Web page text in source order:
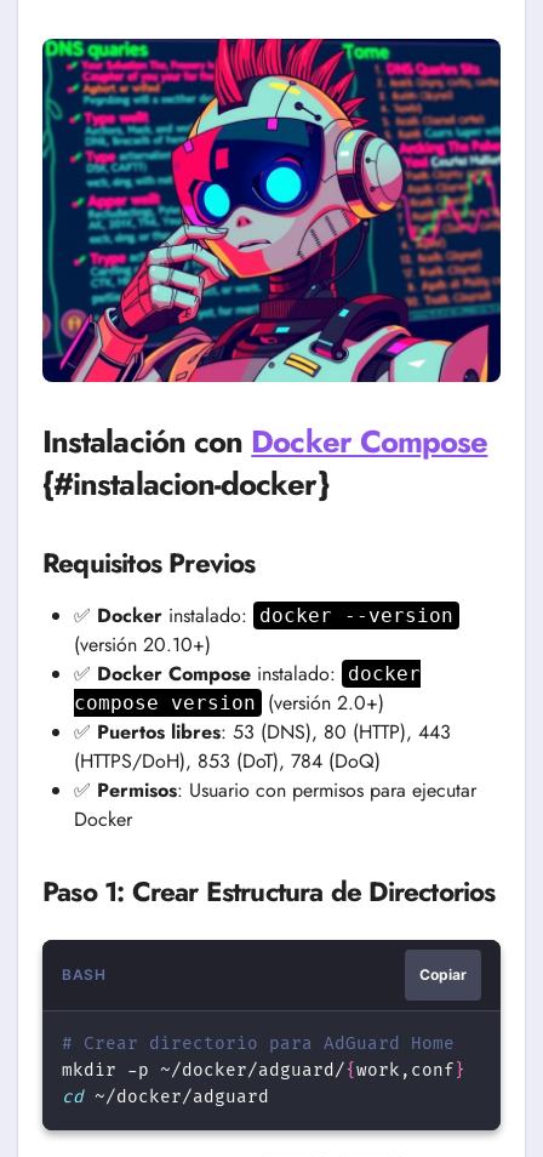
Instalación con Docker Compose
{#instalacion-docker}
Requisitos Previos
✅ Dockerinstalado: docker --version
(versión 20.10+)
✅ Docker Composeinstalado:
docker
compose version
(versión 2.0+)
✅ Puertos libres: 53 (DNS), 80 (HTTP), 443
(HTTPS/DoH), 853 (DoT), 784 (DoQ)
✅ Permisos: Usuario con permisos para ejecutar
Docker
Paso 1: Crear Estructura de Directorios
BASH Copiar
# Crear directorio para AdGuard Home
mkdir
-p ~/docker/adguard/{work,conf}
cd